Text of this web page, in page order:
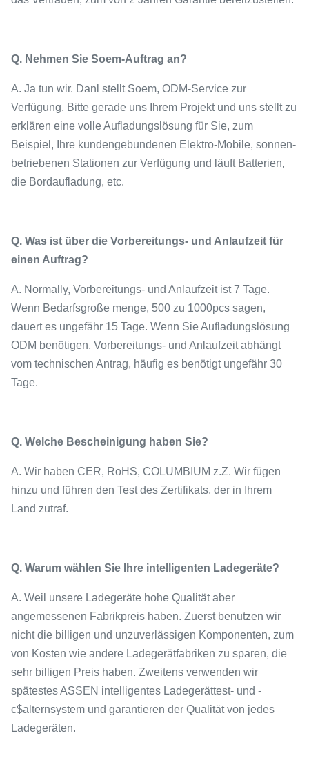
Q. Nehmen Sie Soem-Auftrag an?
A. Ja tun wir. Danl stellt Soem, ODM-Service zur
Verfügung. Bitte gerade uns Ihrem Projekt und uns stellt zu
erklären eine volle Aufladungslösung für Sie, zum
Beispiel, Ihre kundengebundenen Elektro-Mobile, sonnen-
betriebenen Stationen zur Verfügung und läuft Batterien,
die Bordaufladung, etc.
Q. Was ist über die Vorbereitungs- und Anlaufzeit für
einen Auftrag?
A. Normally, Vorbereitungs- und Anlaufzeit ist 7 Tage.
Wenn Bedarfsgroße menge, 500 zu 1000pcs sagen,
dauert es ungefähr 15 Tage. Wenn Sie Aufladungslösung
ODM benötigen, Vorbereitungs- und Anlaufzeit abhängt
vom technischen Antrag, häufig es benötigt ungefähr 30
Tage.
Q. Welche Bescheinigung haben Sie?
A. Wir haben CER, RoHS, COLUMBIUM z.Z. Wir fügen
hinzu und führen den Test des Zertifikats, der in Ihrem
Land zutraf.
Q. Warum wählen Sie Ihre intelligenten Ladegeräte?
A. Weil unsere Ladegeräte hohe Qualität aber
angemessenen Fabrikpreis haben. Zuerst benutzen wir
nicht die billigen und unzuverlässigen Komponenten, zum
von Kosten wie andere Ladegerätfabriken zu sparen, die
sehr billigen Preis haben. Zweitens verwenden wir
spätestes ASSEN intelligentes Ladegerättest- und -
c$alternsystem und garantieren der Qualität von jedes
Ladegeräten.